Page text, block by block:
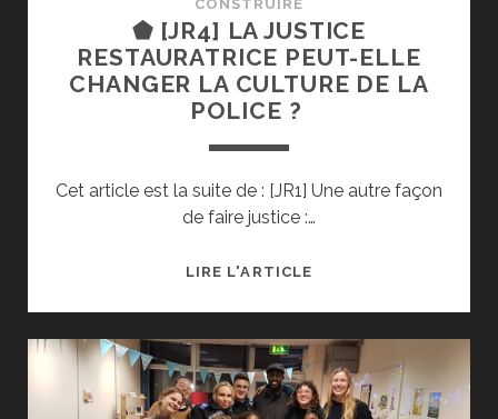
CONSTRUIRE
⬟ [JR4] LA JUSTICE
RESTAURATRICE PEUT-ELLE
CHANGER LA CULTURE DE LA
POLICE ?
Cet article est la suite de : [JR1] Une autre façon
de faire justice :…
LIRE L'ARTICLE⬟
JUSTICE
RESTAURATRICE
PEUT-